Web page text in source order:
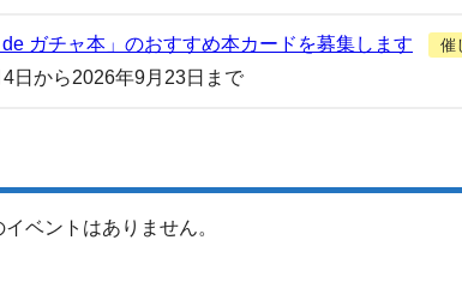
ガチャ本」のおすすめ本カードを募集します
催
日から2026年9月23日まで
ベントはありません。